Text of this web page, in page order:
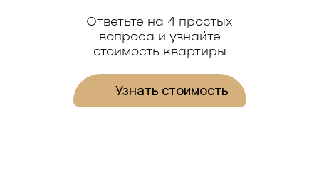
Ответьте на 4 простых
вопроса и узнайте
стоимость квартиры
Узнать стоимость